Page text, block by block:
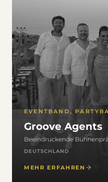
EVENTBAND,
Groove Agents
Beeindruckende
Ausstrahlung
DEUTSCHLAND
MEHR ERFAHREN